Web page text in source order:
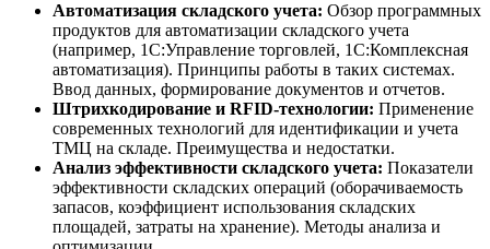
Автоматизация складского учета: Обзор программных
продуктов для автоматизации складского учета
(например, 1С:Управление торговлей, 1С:Комплексная
автоматизация). Принципы работы в таких системах.
Ввод данных, формирование документов и отчетов.
Штрихкодирование и RFID-технологии: Применение
современных технологий для идентификации и учета
ТМЦ на складе. Преимущества и недостатки.
Анализ эффективности складского учета: Показатели
эффективности складских операций (оборачиваемость
запасов, коэффициент использования складских
площадей, затраты на хранение). Методы анализа и